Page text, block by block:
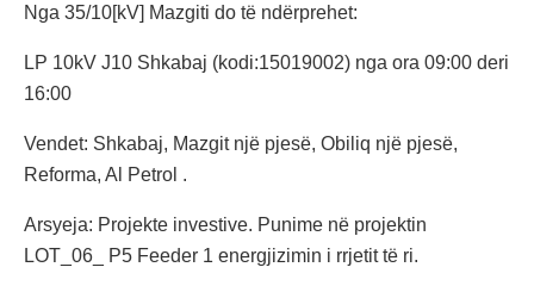
Nga 35/10[kV] Mazgiti do të ndërprehet:
LP 10kV J10 Shkabaj (kodi:15019002) nga ora 09:00 deri
16:00
Vendet: Shkabaj, Mazgit një pjesë, Obiliq një pjesë,
Reforma, Al Petrol .
Arsyeja: Projekte investive. Punime në projektin
LOT_06_ P5 Feeder 1 energjizimin i rrjetit të ri.